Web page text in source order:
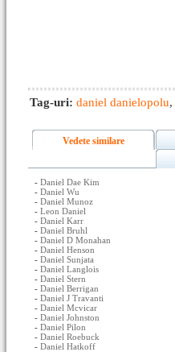
Tag-uri: daniel danielopolu,
Vedete similare
- Daniel Dae Kim
- Daniel Wu
- Daniel Munoz
- Leon Daniel
- Daniel Karr
- Daniel Bruhl
- Daniel D Monahan
- Daniel Henson
- Daniel Sunjata
- Daniel Langlois
- Daniel Stern
- Daniel Berrigan
- Daniel J Travanti
- Daniel Mcvicar
- Daniel Johnston
- Daniel Pilon
- Daniel Roebuck
- Daniel Hatkoff